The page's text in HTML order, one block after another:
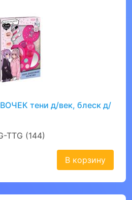
тени д/век, блеск д/
TTG (144)
В корзину